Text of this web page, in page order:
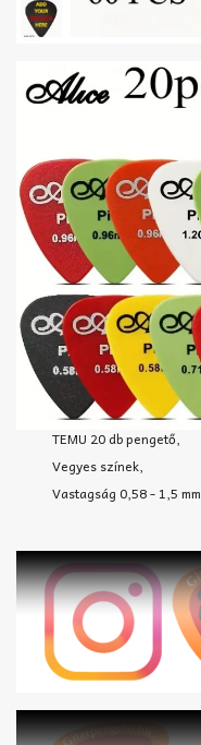
TEMU 20 db pengető,
Vegyes színek,
Vastagság 0,58 - 1,5 mm